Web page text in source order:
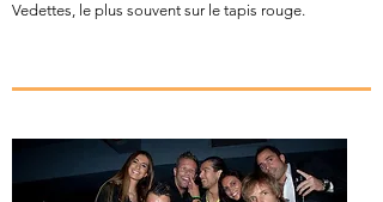
Vedettes, le plus souvent sur le tapis rouge.